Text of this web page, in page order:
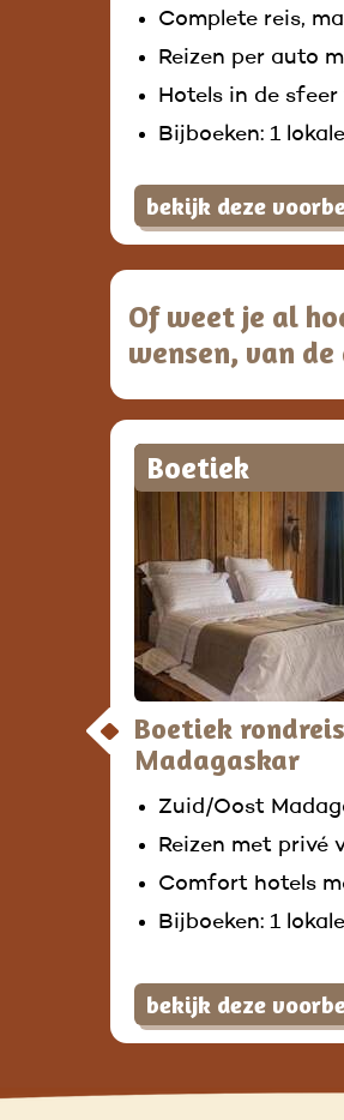
Complete reis,
Reizen per auto
Hotels in de
Bijboeken: 1
bekijk deze
Of weet je al
wensen, van
Boetiek
Boetiek rondreis
Madagaskar
Zuid/Oost
Reizen met privé
Comfort hotels
Bijboeken: 1
bekijk deze